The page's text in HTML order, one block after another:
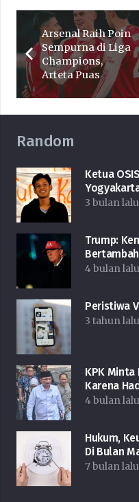
Arsenal Raih Poin
Sempurna di Liga
Champions,
Arteta Puas
Random
Ketua
3 bulan lalu
Trump:
4 bulan lalu
Peristiwa
3 tahun lalu
KPK
Karena
4 bulan lalu
Hukum,
Di Bulan
7 bulan lalu